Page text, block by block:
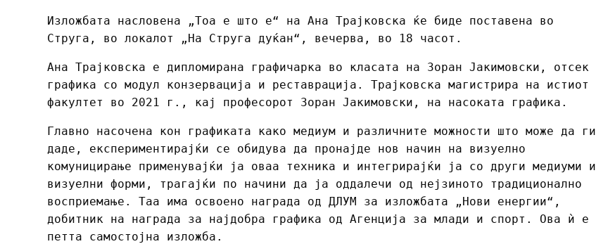
Изложбата насловена „Тоа е што е“ на Ана Трајковска ќе биде поставена во
Струга, во локалот „На Струга дуќан“, вечерва, во 18 часот.
Aна Трајковска е дипломирана графичарка во класата на Зоран Јакимовски, отсек
графика со модул конзервација и реставрација. Трајковска магистрира на истиот
факултет во 2021 г., кај професорот Зоран Јакимовски, на насоката графика.
Главно насочена кон графиката како медиум и различните можности што може да ги
даде, експериментирајќи се обидува да пронајде нов начин на визуелно
комуницирање применувајќи ја оваа техника и интегрирајќи ја со други медиуми и
визуелни форми, трагајќи по начини да ја оддалечи од нејзиното традиционално
восприемање. Таа има освоено награда од ДЛУМ за изложбата „Нови енергии“,
добитник на награда за најдобра графика од Агенција за млади и спорт. Oва ѝ е
петта самостојна изложба.